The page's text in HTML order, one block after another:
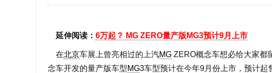
延伸阅读： 6万起？ MG ZERO量产版MG3预计9月上市
在北京车展上曾亮相过的上汽MG ZERO概念车想必给大家都
念车开发的量产版车型MG3车型预计在今年9月份上市，预计起